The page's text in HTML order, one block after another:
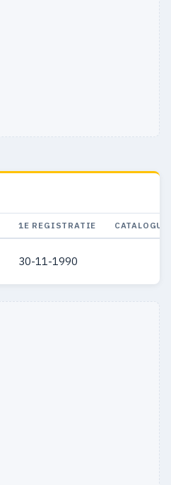
1E REGISTRATIE
30-11-1990